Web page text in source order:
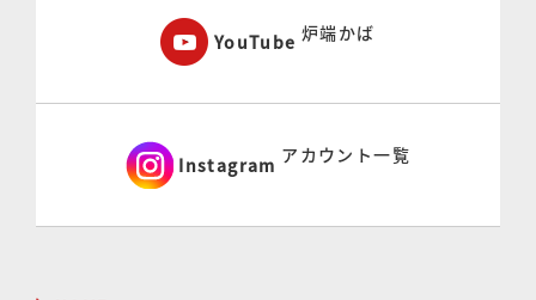
YouTube 炉端かば
Instagram アカウント一覧